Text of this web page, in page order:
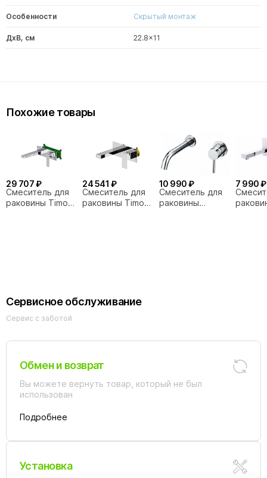
Особенности Скрытый монтаж
ДxВ, см 22.8x11
Похожие товары
29 707 ₽
Смеситель для
раковины Timo
24 541 ₽
Смеситель для
раковины Timo
10 990 ₽
Смеситель для
раковины
7 990 ₽
Сервисное обслуживание
Сервис с заботой
Обмен и возврат
Вы можете вернуть товар, который не был
использован
Подробнее
Установка